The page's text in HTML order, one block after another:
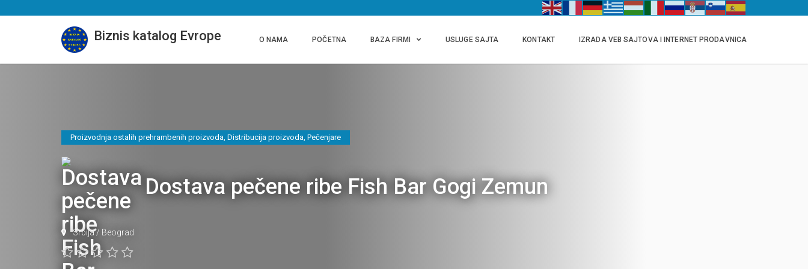
Biznis katalog Evrope O NAMA POČETNA BAZA FIRMI USLUGE SAJTA KONTAKT IZRADA VEB SAJTOVA I INTERNET PRODAVNICA
Proizvodnja ostalih prehrambenih proizvoda, Distribucija proizvoda, Pečenjare
Dostava pečene ribe Fish Bar Gogi Zemun
Srbija/ Beograd